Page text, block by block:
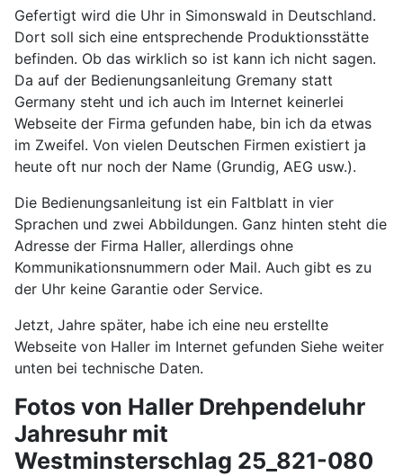
Gefertigt wird die Uhr in Simonswald in Deutschland.
Dort soll sich eine entsprechende Produktionsstätte
befinden. Ob das wirklich so ist kann ich nicht sagen.
Da auf der Bedienungsanleitung Gremany statt
Germany steht und ich auch im Internet keinerlei
Webseite der Firma gefunden habe, bin ich da etwas
im Zweifel. Von vielen Deutschen Firmen existiert ja
heute oft nur noch der Name (Grundig, AEG usw.).
Die Bedienungsanleitung ist ein Faltblatt in vier
Sprachen und zwei Abbildungen. Ganz hinten steht die
Adresse der Firma Haller, allerdings ohne
Kommunikationsnummern oder Mail. Auch gibt es zu
der Uhr keine Garantie oder Service.
Jetzt, Jahre später, habe ich eine neu erstellte
Webseite von Haller im Internet gefunden Siehe weiter
unten bei technische Daten.
Fotos von Haller Drehpendeluhr
Jahresuhr mit
Westminsterschlag 25_821-080